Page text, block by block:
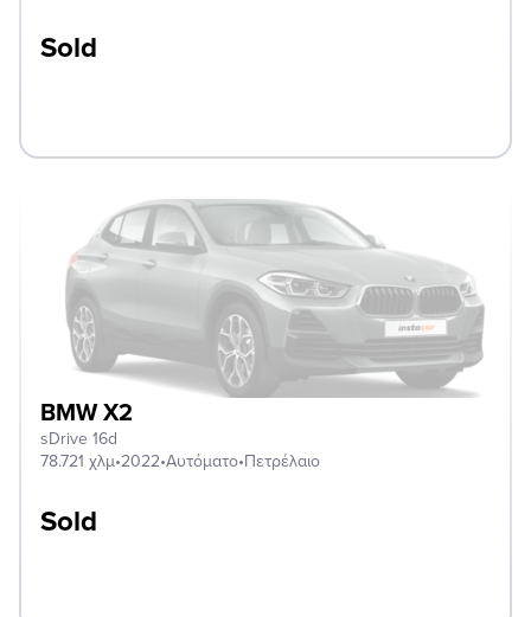
Sold
BMW X2
sDrive 16d
78.721 χλμ•2022•Αυτόματο•Πετρέλαιο
Sold